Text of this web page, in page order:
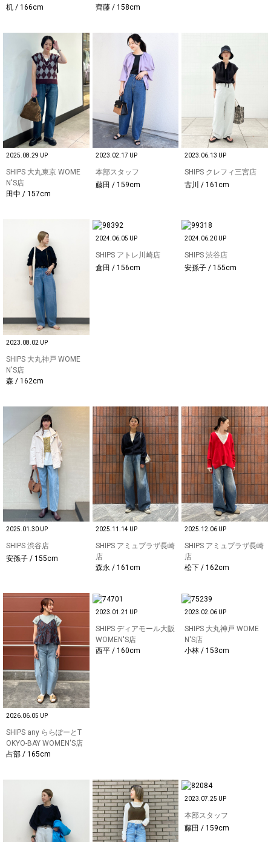
机 / 166cm
齊藤 / 158cm
2025.08.29 UP
SHIPS 大丸東京 WOME
N'S店
田中 / 157cm
2023.02.17 UP
本部スタッフ
藤田 / 159cm
2023.06.13 UP
SHIPS クレフィ三宮店
古川 / 161cm
2023.08.02 UP
SHIPS 大丸神戸 WOME
N'S店
森 / 162cm
2024.06.05 UP
SHIPS アトレ川崎店
倉田 / 156cm
2024.06.20 UP
SHIPS 渋谷店
安孫子 / 155cm
2025.01.30 UP
SHIPS 渋谷店
安孫子 / 155cm
2025.11.14 UP
SHIPS アミュプラザ長崎
店
森永 / 161cm
2025.12.06 UP
SHIPS アミュプラザ長崎
店
松下 / 162cm
2026.06.05 UP
SHIPS any ららぽーとT
OKYO-BAY WOMEN'S店
占部 / 165cm
2023.01.21 UP
SHIPS ディアモール大阪
WOMEN'S店
西平 / 160cm
2023.02.06 UP
SHIPS 大丸神戸 WOME
N'S店
小林 / 153cm
2023.07.25 UP
本部スタッフ
藤田 / 159cm